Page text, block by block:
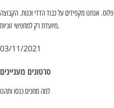
קבוצת הכרויות לגילאים החכמים יותר – 50 פלוס. אנחנו מקפידים על כבוד הדדי וכנות. הקבוצה
מיועדת רק למחפשי זוגיות.
03/11/2021
סרטונים מעניינים
למה מחכים כנסו ותהנו